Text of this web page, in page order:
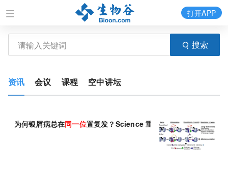
搜索
打开APP
资讯 会议 课程 空中讲坛
为何银屑病总在同一位置复发？Science 重磅研究破解炎症记忆的